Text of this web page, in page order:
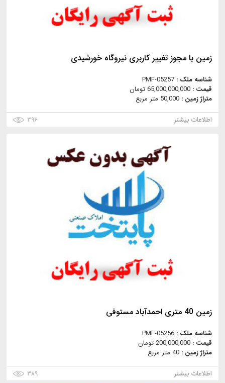
زمین با مجوز تغییر کاربری نیروگاه خورشیدی
شناسه ملک : PMF-05257
قیمت : 65,000,000,000 تومان
متراژ زمین : 50,000 متر مربع
اطلاعات بیشتر
۳۹۶
زمین 40 متری احمدآباد مستوفی
شناسه ملک : PMF-05256
قیمت : 200,000,000 تومان
متراژ زمین : 40 متر مربع
اطلاعات بیشتر
۳۸۹